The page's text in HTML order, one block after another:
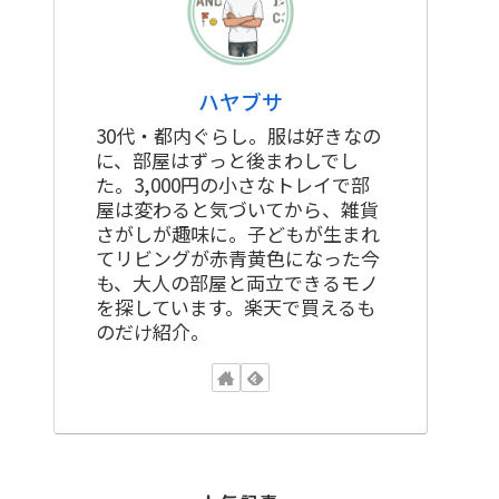
ハヤブサ
30代・都内ぐらし。服は好きなの
に、部屋はずっと後まわしでし
た。3,000円の小さなトレイで部
屋は変わると気づいてから、雑貨
さがしが趣味に。子どもが生まれ
てリビングが赤青黄色になった今
も、大人の部屋と両立できるモノ
を探しています。楽天で買えるも
のだけ紹介。